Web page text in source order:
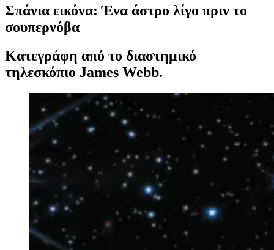
Σπάνια εικόνα: Ένα άστρο λίγο πριν το
σουπερνόβα
Κατεγράφη από το διαστημικό
τηλεσκόπιο James Webb.